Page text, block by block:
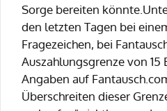
Sorge bereiten
den letzten Tagen bei
Fragezeichen, bei
Auszahlungsgrenze von 15
Angaben auf
Überschreiten dieser